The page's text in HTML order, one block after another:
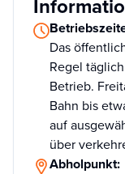
Das
Regel
Betrieb.
Bahn bis
auf
über
Abholpunkt: